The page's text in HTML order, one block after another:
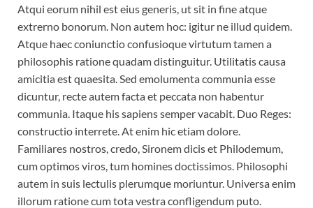
Atqui eorum nihil est eius generis, ut sit in fine atque
extrerno bonorum. Non autem hoc: igitur ne illud quidem.
Atque haec coniunctio confusioque virtutum tamen a
philosophis ratione quadam distinguitur. Utilitatis causa
amicitia est quaesita. Sed emolumenta communia esse
dicuntur, recte autem facta et peccata non habentur
communia. Itaque his sapiens semper vacabit. Duo Reges:
constructio interrete. At enim hic etiam dolore.
Familiares nostros, credo, Sironem dicis et Philodemum,
cum optimos viros, tum homines doctissimos. Philosophi
autem in suis lectulis plerumque moriuntur. Universa enim
illorum ratione cum tota vestra confligendum puto.